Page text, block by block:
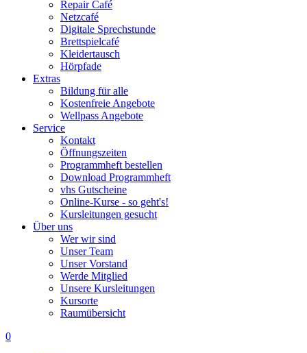
Repair Café
Netzcafé
Digitale Sprechstunde
Brettspielcafé
Kleidertausch
Hörpfade
Extras
Bildung für alle
Kostenfreie Angebote
Wellpass Angebote
Service
Kontakt
Öffnungszeiten
Programmheft bestellen
Download Programmheft
vhs Gutscheine
Online-Kurse - so geht's!
Kursleitungen gesucht
Über uns
Wer wir sind
Unser Team
Unser Vorstand
Werde Mitglied
Unsere Kursleitungen
Kursorte
Raumübersicht
0